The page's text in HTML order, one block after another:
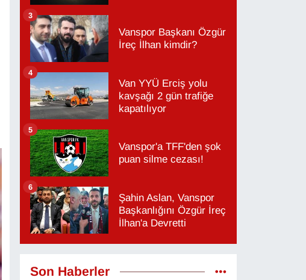
Vanspor Başkanı Özgür
İreç İlhan kimdir?
3
Van YYÜ Erciş yolu
kavşağı 2 gün trafiğe
kapatılıyor
4
Vanspor'a TFF'den şok
puan silme cezası!
5
Şahin Aslan, Vanspor
Başkanlığını Özgür İreç
İlhan'a Devretti
6
Son Haberler